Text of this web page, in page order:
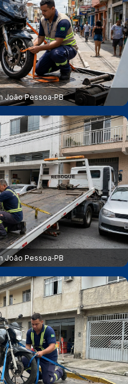
João Pessoa‑PB
João Pessoa‑PB